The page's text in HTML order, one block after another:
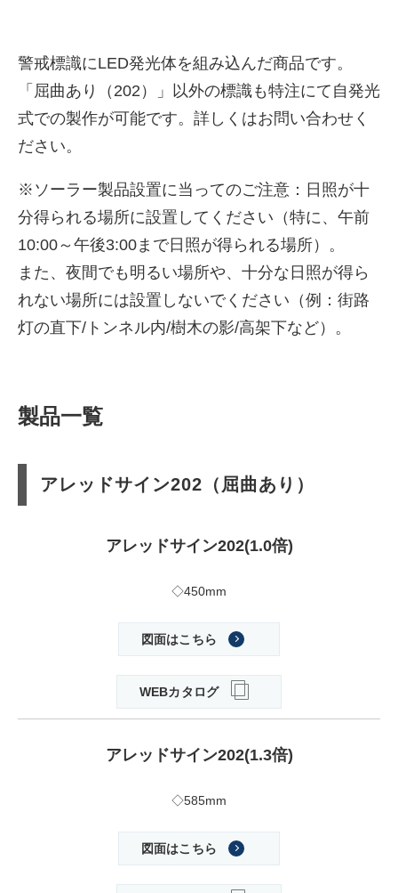
株式会社吾妻製作所 会社案
警戒標識にLED発光体を組み込んだ商品です。
「屈曲あり（202）」以外の標識も特注にて自発光
式での製作が可能です。詳しくはお問い合わせく
ださい。
※ソーラー製品設置に当ってのご注意：日照が十
分得られる場所に設置してください（特に、午前
10:00～午後3:00まで日照が得られる場所）。
また、夜間でも明るい場所や、十分な日照が得ら
れない場所には設置しないでください（例：街路
灯の直下/トンネル内/樹木の影/高架下など）。
製品一覧
アレッドサイン202（屈曲あり）
アレッドサイン202(1.0倍)
◇450mm
図面はこちら
WEBカタログ
アレッドサイン202(1.3倍)
◇585mm
図面はこちら